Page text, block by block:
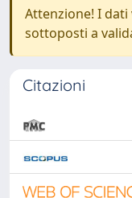
Attenzione! I
sottoposti a
Citazioni